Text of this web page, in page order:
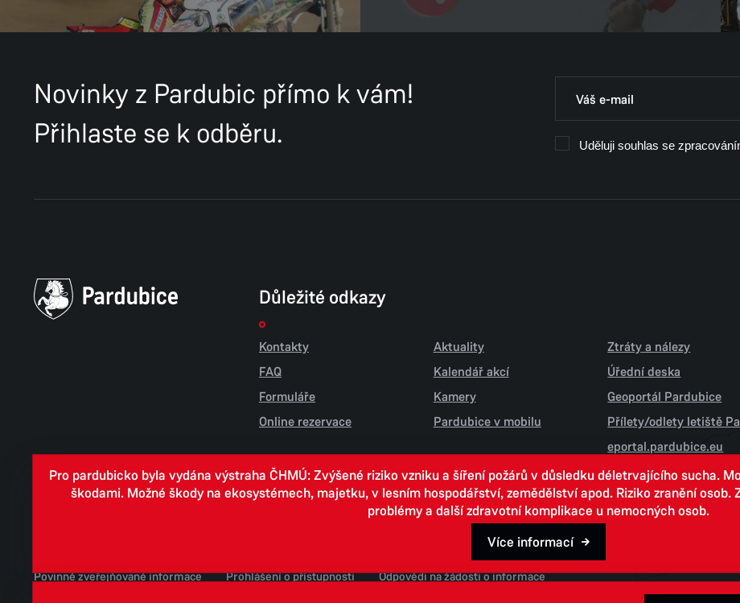
Novinky z Pardubic přímo k vám!
Přihlaste se k odběru.
Uděluji souhlas se
Důležité odkazy
Kontakty
FAQ
Formuláře
Online rezervace
Aktuality
Kalendář akcí
Kamery
Pardubice v mobilu
Ztráty a nálezy
Úřední deska
Geoportál Pardubice
Přílety/odlety letiště
eportal.pardubice.eu
Povinně zveřejňované informace
Prohlášení o přístupnosti
Odpovědi na žádosti o informace
Pro pardubicko byla vydána výstraha ČHMÚ: Zvýšené riziko vzniku a šíření požárů v důsledku déletrvajícího sucha.
škodami. Možné škody na ekosystémech, majetku, v lesním hospodářství, zemědělství apod. Riziko zranění
problémy a další zdravotní komplikace u nemocných osob.
Více informací